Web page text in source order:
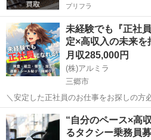
プリフラ
未経験でも『正社
定×高収入の未来
月収285,000円
(株)アルミラ
三郷市
＼安定した正社員のお仕事をお探しの方必見！／ 「未経験
になれる？」 「すぐに働ける仕事が知りたい！」 「長期安定の職場で
働きたい！」 ⇒ そんなアナタに
埼玉 三郷市 工場 未経験
“自分のペース×高
るタクシー乗務員募